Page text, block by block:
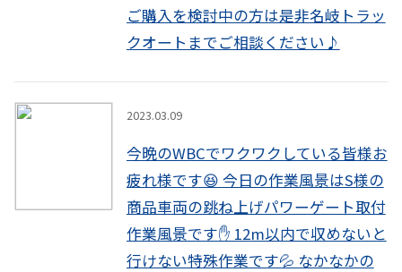
ご購入を検討中の方は是非名岐トラッ
クオートまでご相談ください♪
2023.03.09
今晩のWBCでワクワクしている皆様お
疲れ様です😆 今日の作業風景はS様の
商品車両の跳ね上げパワーゲート取付
作業風景です✋ 12m以内で収めないと
行けない特殊作業です💦 なかなかの